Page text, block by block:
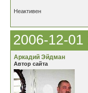
Неактивен
2006-12-01
Аркадий Эйдман
Автор сайта